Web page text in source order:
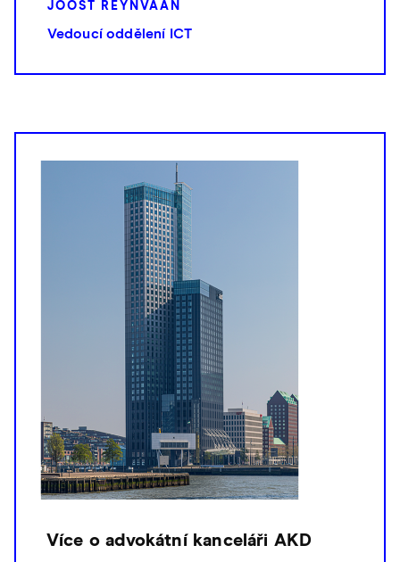
JOOST REYNVAAN
Vedoucí oddělení ICT
Více o advokátní kanceláři AKD